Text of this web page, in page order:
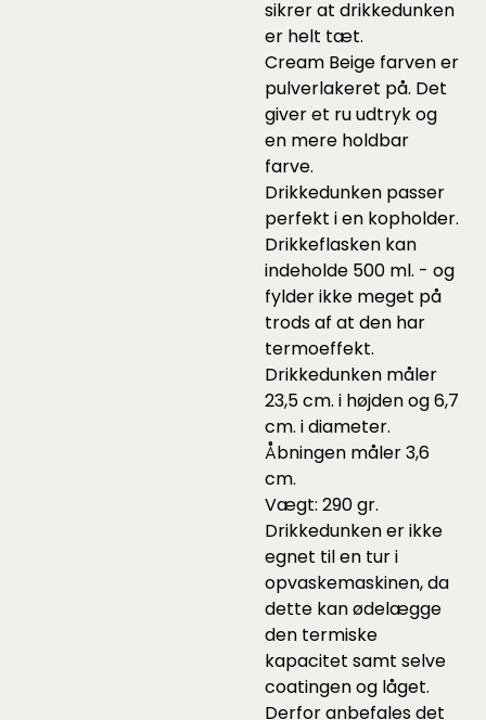
sikrer at drikkedunken
er helt tæt.
Cream Beige farven er
pulverlakeret på. Det
giver et ru udtryk og
en mere holdbar
farve.
Drikkedunken passer
perfekt i en kopholder.
Drikkeflasken kan
indeholde 500 ml. - og
fylder ikke meget på
trods af at den har
termoeffekt.
Drikkedunken måler
23,5 cm. i højden og 6,7
cm. i diameter.
Åbningen måler 3,6
cm.
Vægt: 290 gr.
Drikkedunken er ikke
egnet til en tur i
opvaskemaskinen, da
dette kan ødelægge
den termiske
kapacitet samt selve
coatingen og låget.
Derfor anbefales det